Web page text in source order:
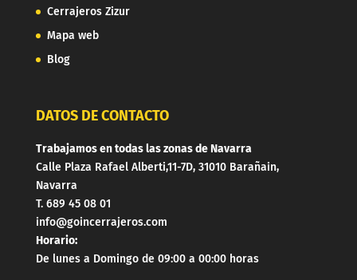
Cerrajeros Zizur
Mapa web
Blog
DATOS DE CONTACTO
Trabajamos en todas las zonas de Navarra
Calle Plaza Rafael Alberti,11-7D, 31010 Barañain,
Navarra
T. 689 45 08 01
info@goincerrajeros.com
Horario:
De lunes a Domingo de 09:00 a 00:00 horas